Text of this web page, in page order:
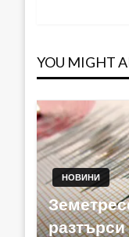
YOU MIGHT
НОВИНИ
разтърси